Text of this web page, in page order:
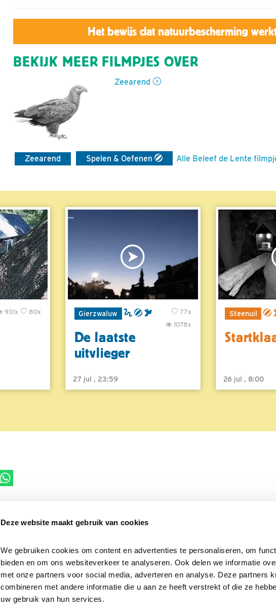
Deze website maakt gebruik van cookies
We gebruiken cookies om content en advertenties te personaliseren, om
bieden en om ons websiteverkeer te analyseren. Ook delen we informatie
met onze partners voor social media, adverteren en analyse. Deze partners
combineren met andere informatie die u aan ze heeft verstrekt of die ze
uw gebruik van hun services.
Het bewijs dat natuurbescherming
BEKIJK MEER FILMPJES OVER
Zeearend
Zeearend Spelen & Oefenen Alle Beleef de Lente
80x
931x Gierzwaluw
77x
1078x
De laatste
uitvlieger
27 jul , 23:59
Steenuil
26 jul , 8:00